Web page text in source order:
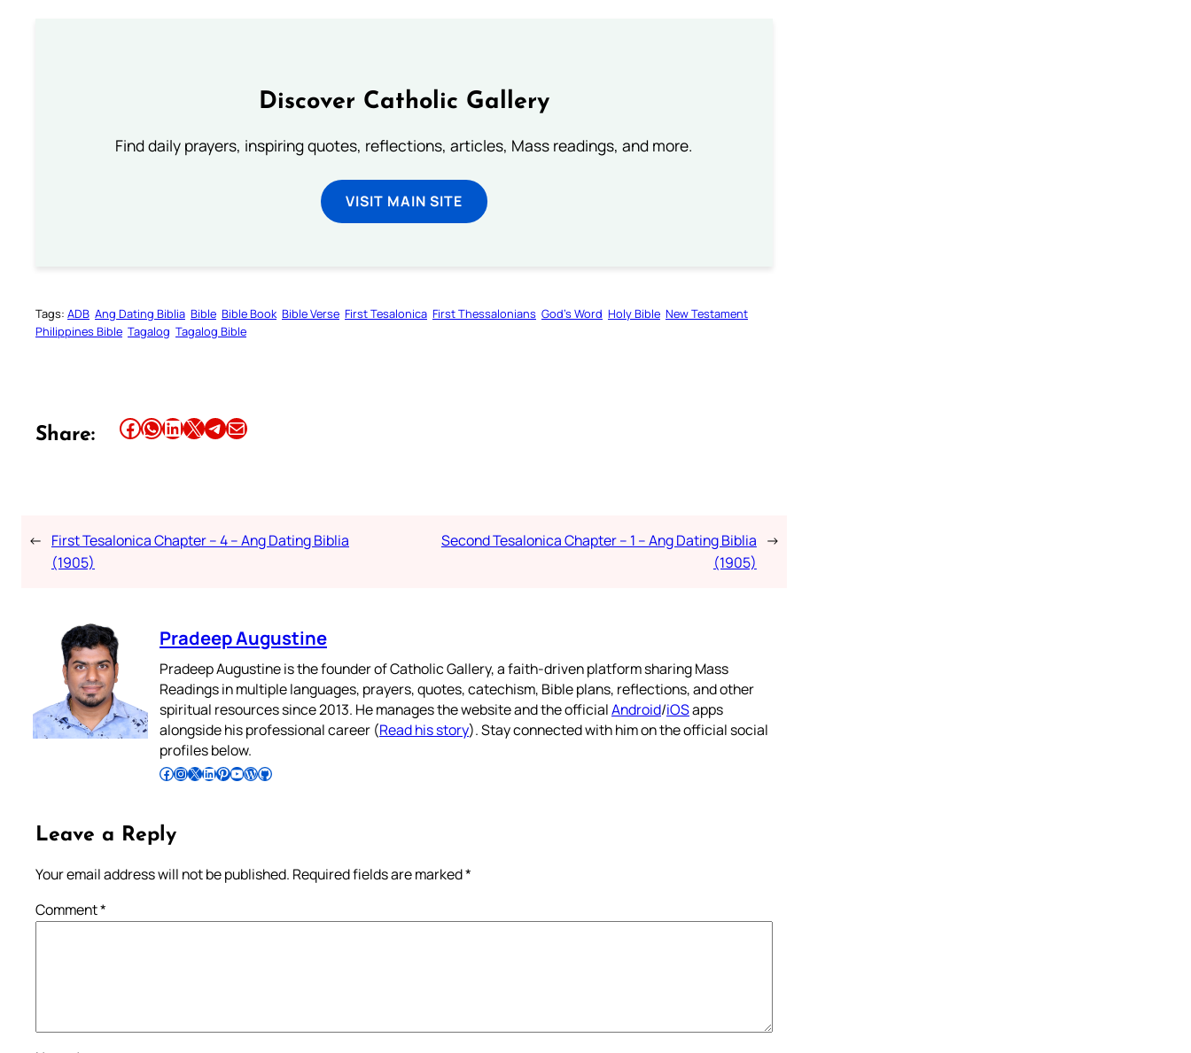
Discover Catholic Gallery
Find daily prayers, inspiring quotes, reflections, articles, Mass readings, and more.
VISIT MAIN SITE
Tags: ADB Ang Dating Biblia Bible Bible Book Bible Verse First Tesalonica First Thessalonians God’s Word Holy Bible New Testament
Philippines Bible Tagalog Tagalog Bible
Share: Share this article on Facebook Share this article on WhatsApp Share this article on LinkedIn Share this article on X Share this article on TelegramEmail this Article
← First Tesalonica Chapter – 4 – Ang Dating Biblia
(1905)
Second Tesalonica Chapter – 1 – Ang Dating Biblia
(1905)
→
Pradeep Augustine
Pradeep Augustine is the founder of Catholic Gallery, a faith-driven platform sharing Mass
Readings in multiple languages, prayers, quotes, catechism, Bible plans, reflections, and other
spiritual resources since 2013. He manages the website and the officialAndroid/iOSapps
alongside his professional career (Read his story). Stay connected with him on the official social
profiles below.
Follow Pradeep on Facebook Follow Pradeep on InstagramFollow Pradeep on X Follow Pradeep on LinkedIn Follow Pradeep on Pinterest Subscribe to Pradeep’s Youtube Channel Follow Pradeep on WordPress Follow Pradeep on GitHub
Leave a Reply
Your email address will not be published. Required fields are marked*
Comment*